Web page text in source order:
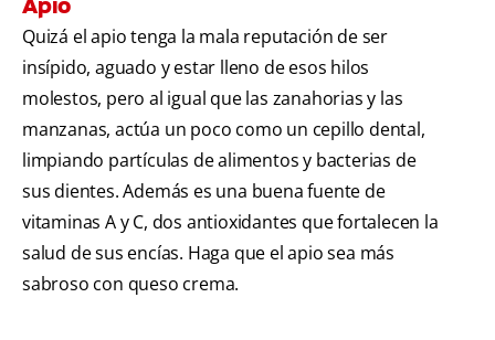
Apio
Quizá el apio tenga la mala reputación de ser
insípido, aguado y estar lleno de esos hilos
molestos, pero al igual que las zanahorias y las
manzanas, actúa un poco como un cepillo dental,
limpiando partículas de alimentos y bacterias de
sus dientes. Además es una buena fuente de
vitaminas A y C, dos antioxidantes que fortalecen la
salud de sus encías. Haga que el apio sea más
sabroso con queso crema.